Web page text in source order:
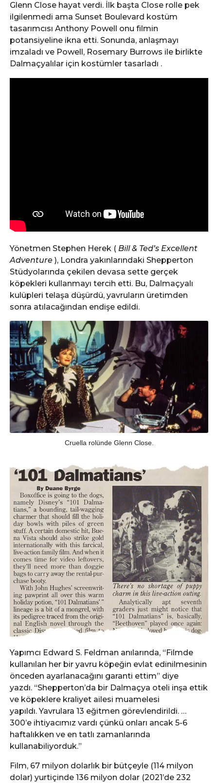
Glenn Close hayat verdi. İlk başta Close rolle pek
ilgilenmedi ama Sunset Boulevard kostüm
tasarımcısı Anthony Powell onu filmin
potansiyeline ikna etti. Sonunda, anlaşmayı
imzaladı ve Powell, Rosemary Burrows ile birlikte
Dalmaçyalılar için kostümler tasarladı .
Yönetmen Stephen Herek ( Bill & Ted’s Excellent
Adventure ), Londra yakınlarındaki Shepperton
Stüdyolarında çekilen devasa sette gerçek
köpekleri kullanmayı tercih etti. Bu, Dalmaçyalı
kulüpleri telaşa düşürdü, yavruların üretimden
sonra atılacağından endişe edildi.
Cruella rolünde Glenn Close.
Yapımcı Edward S. Feldman anılarında, “Filmde
kullanılan her bir yavru köpeğin evlat edinilmesinin
önceden ayarlanacağını garanti ettim” diye
yazdı. “Shepperton’da bir Dalmaçya oteli inşa ettik
ve köpeklere kraliyet ailesi muamelesi
yapıldı.Yavrulara 13 eğitmen görevlendirildi. …
300’e ihtiyacımız vardı çünkü onları ancak 5-6
haftalıkken ve en tatlı zamanlarında
kullanabiliyorduk.”
Film, 67 milyon dolarlık bir bütçeyle (114 milyon
dolar) yurtiçinde 136 milyon dolar (2021’de 232